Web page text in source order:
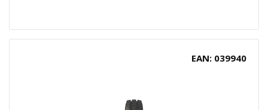
EAN: 039940